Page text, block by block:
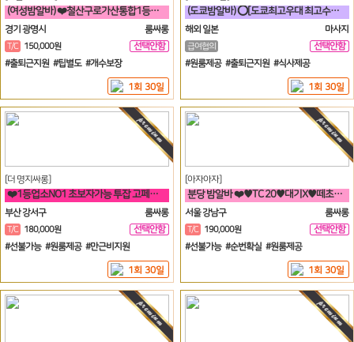
(여성밤알바) ❤️철산구로가산통합1등❤️신규모집❤️
경기 광명시
룸싸롱
T/C 150,000원
선택안함
일
#출퇴근지원 #팁별도 #개수보장
1회 30일
(도쿄밤알바) ⭕[도쿄최고우대 최고수입 최고안전보장]⭕
해외 일본
마사지
급여협의
선택안함
일
#원룸제공 #출퇴근지원 #식사제공
1회 30일
[더 명지싸롱]
❤️1등업소NO1 초보자가능 투잡 고페이갯수보장❤️
부산 강서구
룸싸롱
T/C 180,000원
선택안함
#선불가능 #원룸제공 #만근비지원
1회 30일
[아자아자]
분당 밤알바 ❤️♥TC 20♥대기X♥떼초X♥분당1등♥❤️
서울 강남구
룸싸롱
T/C 190,000원
선택안함
#선불가능 #순번확실 #원룸제공
1회 30일